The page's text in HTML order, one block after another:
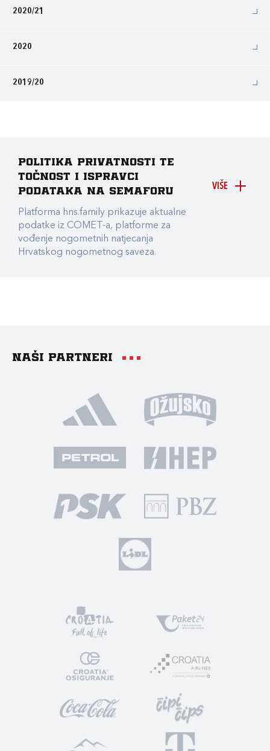
2020/21
2020
2019/20
VIŠE
Politika privatnosti te
točnost i ispravci
podataka na Semaforu
Platforma hns.family prikazuje aktualne
podatke iz COMET-a, platforme za
vođenje nogometnih natjecanja
Hrvatskog nogometnog saveza.
Naši partneri